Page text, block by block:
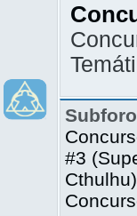
#3
Cthulhu)